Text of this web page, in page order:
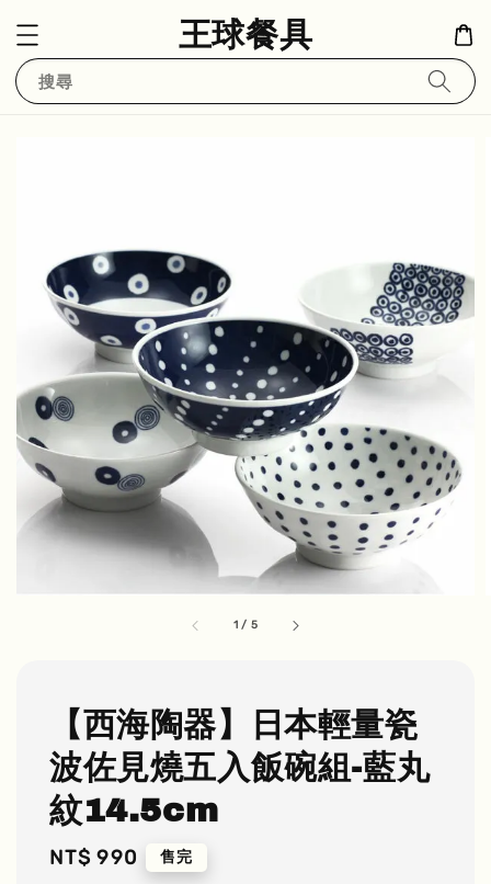
王球餐具
搜尋
1 / 5
【西海陶器】日本輕量瓷
波佐見燒五入飯碗組-藍丸
紋14.5cm
Regular
NT$ 990 售完